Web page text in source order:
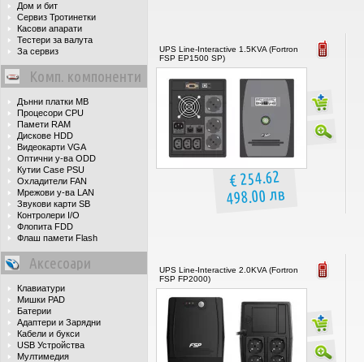
Дом и бит
Сервиз Тротинетки
Касови апарати
Тестери за валута
За сервиз
Комп. компоненти
Дънни платки MB
Процесори CPU
Памети RAM
Дискове HDD
Видеокарти VGA
Оптични у-ва ODD
Кутии Case PSU
Охладители FAN
Мрежови у-ва LAN
Звукови карти SB
Контролери I/O
Флопита FDD
Флаш памети Flash
Аксесоари
Клавиатури
Мишки PAD
Батерии
Адаптери и Зарядни
Кабели и букси
USB Устройства
Мултимедия
UPS Line-Interactive 1.5KVA (Fortron
FSP EP1500 SP)
€ 254.62
498.00 лв
UPS Line-Interactive 2.0KVA (Fortron
FSP FP2000)